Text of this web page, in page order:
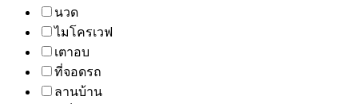
นวด
ไมโครเวฟ
เตาอบ
ที่จอดรถ
ลานบ้าน